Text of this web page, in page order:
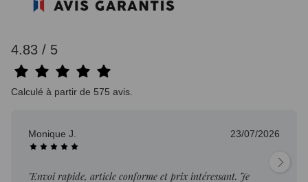
4.83 / 5
Calculé à partir de 575 avis.
Monique J. 23/07/2026
"Envoi rapide, article conforme et prix intéressant. Je